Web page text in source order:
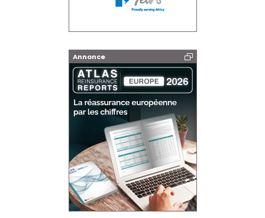
Annonce